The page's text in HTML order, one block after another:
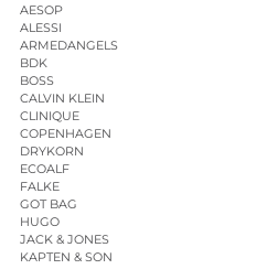
AESOP
ALESSI
ARMEDANGELS
BDK
BOSS
CALVIN KLEIN
CLINIQUE
COPENHAGEN
DRYKORN
ECOALF
FALKE
GOT BAG
HUGO
JACK & JONES
KAPTEN & SON